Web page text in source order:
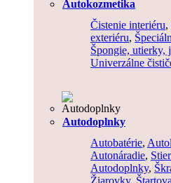
Autokozmetika
Čistenie interiéru,
exteriéru,
Špongie, utierky,
Univerzálne
Autodoplnky
Autobatérie,
Autonáradie,
Autodoplnky,
Žiarovky,